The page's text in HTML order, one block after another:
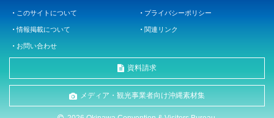
このサイトについて プライバシーポリシー
情報掲載について 関連リンク
お問い合わせ
資料請求
メディア・観光事業者向け沖縄素材集